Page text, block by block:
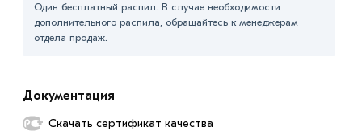
100х50х3 мм из категории Труба прямоугольная
интернет-магазине МЕТАЛЛ-РС действительны в
согласования условий доставки или самовывоза.
Данний товар от производителя сертифицирован,
Один бесплатный распил. В случае необходимости
дополнительного распила, обращайтесь к менеджерам
отдела продаж.
Документация
Скачать сертификат качества